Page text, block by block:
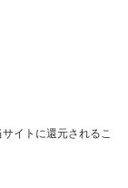
イトに還元されるこ